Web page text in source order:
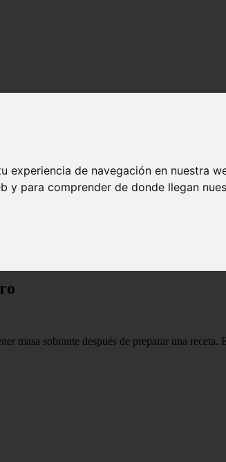
experiencia de navegación en nuestra
y para comprender de donde llegan
masa sobrante después de preparar una